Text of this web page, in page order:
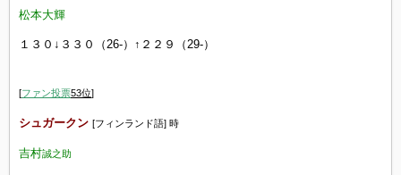
松本大輝
１３０↓３３０（26-）↑２２９（29-）
[ファン投票53位]
シュガークン [フィンランド語] 時
吉村誠之助